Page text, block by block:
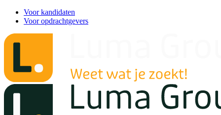
Voor kandidaten
Voor opdrachtgevers